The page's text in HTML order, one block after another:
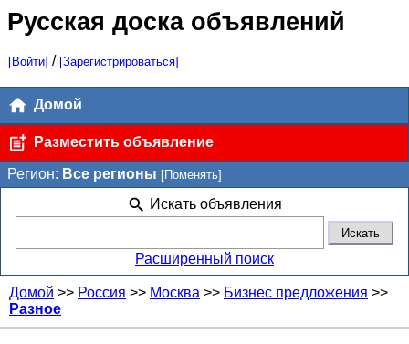
Русская доска объявлений
[Войти] / [Зарегистрироваться]
Домой
Разместить объявление
Регион: Все регионы [Поменять]
Искать объявления
Расширенный поиск
Домой >> Россия >> Москва >> Бизнес предложения >>
Разное